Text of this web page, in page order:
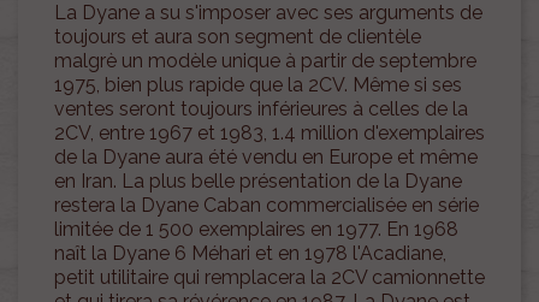
La Dyane a su s'imposer avec ses arguments de
toujours et aura son segment de clientèle
malgrè un modèle unique à partir de septembre
1975, bien plus rapide que la 2CV. Même si ses
ventes seront toujours inférieures à celles de la
2CV, entre 1967 et 1983, 1.4 million d'exemplaires
de la Dyane aura été vendu en Europe et même
en Iran. La plus belle présentation de la Dyane
restera la Dyane Caban commercialisée en série
limitée de 1 500 exemplaires en 1977. En 1968
naît la Dyane 6 Méhari et en 1978 l'Acadiane,
petit utilitaire qui remplacera la 2CV camionnette